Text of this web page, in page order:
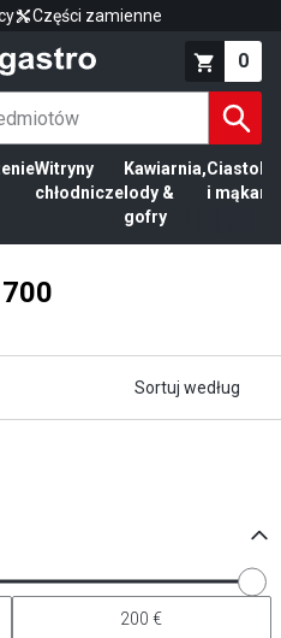
Części zamienne
0
Witryny
chłodnicze
Kawiarnia,
lody &
gofry
Ciasto
i mąka
Sortuj według